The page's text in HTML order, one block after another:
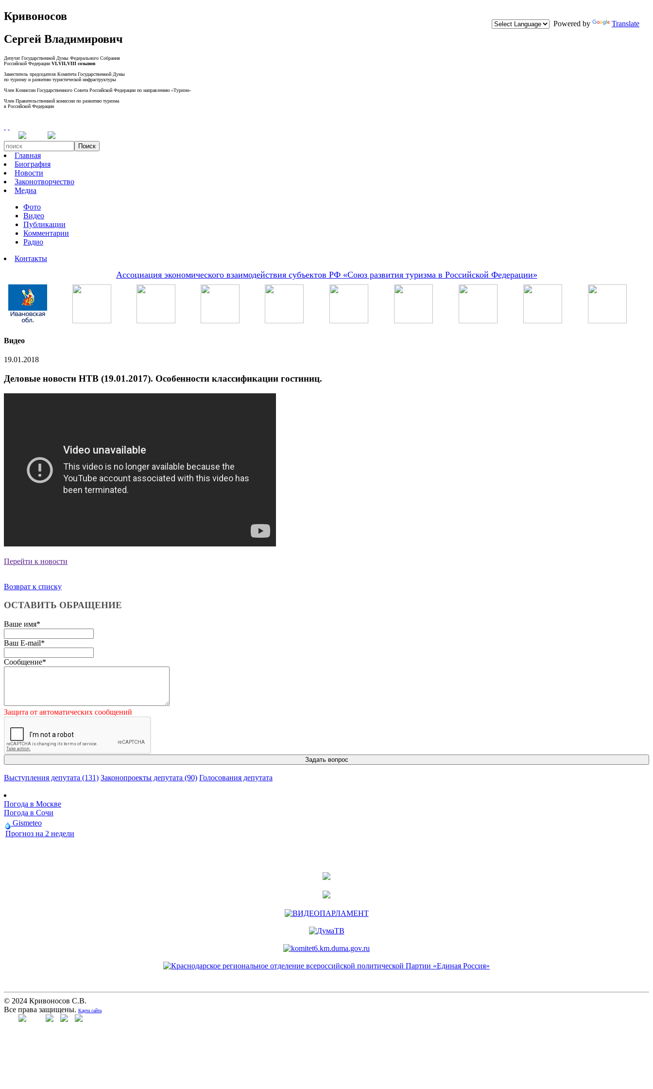
Powered by Translate
Кривоносов
Сергей Владимирович
Депутат Государственной Думы Федерального Собрания
Российской Федерации VI,VII,VIII созывов
Заместитель председателя Комитета Государственной Думы
по туризму и развитию туристической инфраструктуры
Член Комиссии Государственного Совета Российской Федерации по направлению «Туризм»
Член Правительственной комиссии по развитию туризма
в Российской Федерации
Поиск
Главная
Биография
Новости
Законотворчество
Медиа
Фото
Видео
Публикации
Комментарии
Радио
Контакты
Ассоциация экономического взаимодействия субъектов РФ «Союз развития туризма в Российской Федерации»
Видео
19.01.2018
Деловые новости НТВ (19.01.2017). Особенности классификации гостиниц.
Перейти к новости
Возврат к списку
ОСТАВИТЬ ОБРАЩЕНИЕ
Ваше имя*
Ваш E-mail*
Сообщение*
Защита от автоматических сообщений
Выступления депутата (131) Законопроекты депутата (90) Голосования депутата
Погода в Москве
Погода в Сочи
Gismeteo
Прогноз на 2 недели
© 2024 Кривоносов С.В.
Все права защищены. Карта сайта